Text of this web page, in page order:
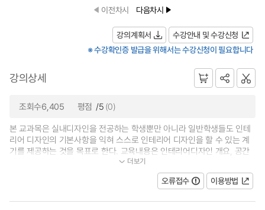
이전차시 다음차시
강의계획서
수강안내 및 수강신청
※ 수강확인증 발급을 위해서는 수강신청이 필요합니다
강의상세
조회수6,405 평점 /5 (0)
본 교과목은 실내디자인을 전공하는 학생뿐만 아니라 일반학생들도 인테
리어 디자인의 기본사항을 익혀 스스로 인테리어 디자인을 할 수 있는 계
기를 제공하는 것을 목표로 한다. 교육내용은 인테리어디자인 개요, 공간
계획, 디자인요소와 원리, 공간요소...더보기
오류접수 이용방법